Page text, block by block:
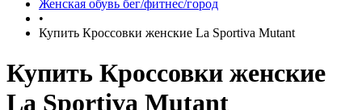
Женская обувь бег/фитнес/город
•
Купить Кроссовки женские La Sportiva Mutant
Купить Кроссовки женские
La Sportiva Mutant